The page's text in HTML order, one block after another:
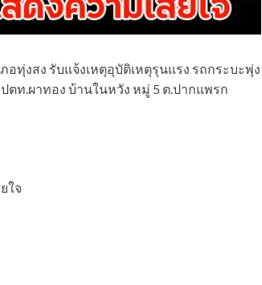
อทุ่งสง รับแจ้งเหตุอุบัติเหตุรุนแรง รถกระบะพุ่ง
ตท.ผาทอง บ้านในหวัง หมู่ 5 ต.ปากแพรก